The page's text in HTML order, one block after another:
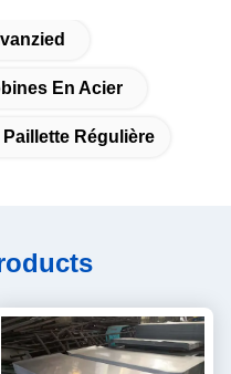
En Acier
Régulière